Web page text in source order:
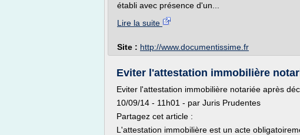
établi avec présence d'un...
Lire la suite
Site : http://www.documentissime.fr
Eviter l'attestation immobilière
Eviter l'attestation immobilière notariée après
10/09/14 - 11h01 - par Juris Prudentes
Partagez cet article :
L'attestation immobilière est un acte